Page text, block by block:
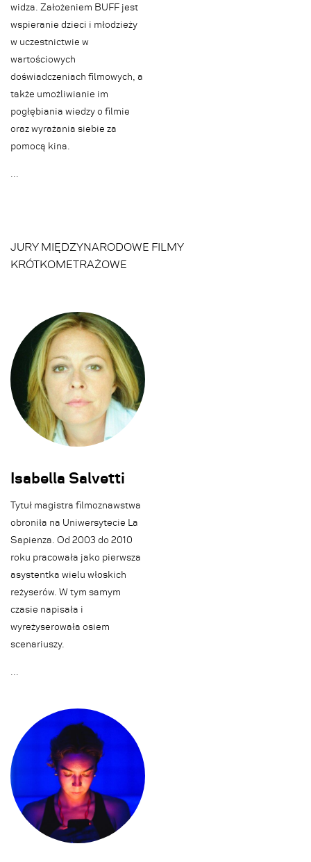
widza. Założeniem BUFF jest
wspieranie dzieci i młodzieży
w uczestnictwie w
wartościowych
doświadczeniach filmowych, a
także umożliwianie im
pogłębiania wiedzy o filmie
oraz wyrażania siebie za
pomocą kina.
...
JURY MIĘDZYNARODOWE FILMY
KRÓTKOMETRAŻOWE
Isabella Salvetti
Tytuł magistra filmoznawstwa
obroniła na Uniwersytecie La
Sapienza. Od 2003 do 2010
roku pracowała jako pierwsza
asystentka wielu włoskich
reżyserów. W tym samym
czasie napisała i
wyreżyserowała osiem
scenariuszy.
...